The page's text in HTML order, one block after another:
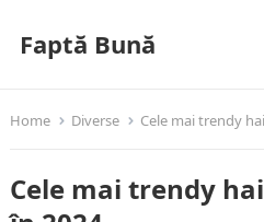
Faptă Bună
Home Diverse Cele mai trendy
Cele mai trendy